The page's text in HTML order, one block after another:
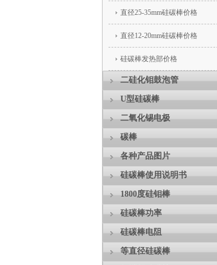
直径25-35mm硅碳棒价格
直径12-20mm硅碳棒价格
硅碳棒发热部价格
二硅化钼鼓泡管
U型硅碳棒
二氧化锡电极
碳棒
各种产品图片
硅碳棒使用说明书
1800度硅钼棒
硅碳棒功率
硅碳棒电阻
等直径硅碳棒